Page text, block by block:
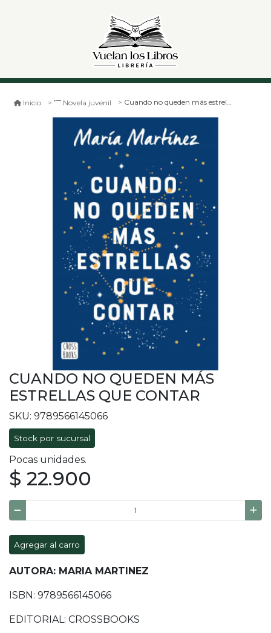
Inicio Novela juvenil Cuando no queden más estrellas que contar
CUANDO NO QUEDEN MÁS
ESTRELLAS QUE CONTAR
SKU: 9789566145066
Stock por sucursal
Pocas unidades.
$ 22.900
Agregar al carro
AUTORA: MARIA MARTINEZ
ISBN: 9789566145066
EDITORIAL: CROSSBOOKS